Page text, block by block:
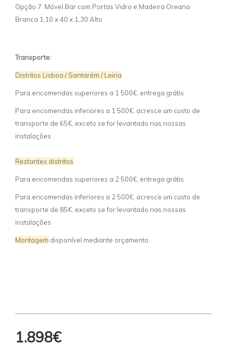
Opção 7 Móvel Bar com Portas Vidro e Madeira Oreana
Branca 1,10 x 40 x 1,30 Alto
Transporte:
Distritos Lisboa / Santarém / Leiria
Para encomendas superiores a 1 500€, entrega grátis
Para encomendas inferiores a 1 500€, acresce um custo de
transporte de 65€, exceto se for levantado nas nossas
instalações
Restantes distritos
Para encomendas superiores a 2 500€, entrega grátis
Para encomendas inferiores a 2 500€, acresce um custo de
transporte de 85€, exceto se for levantado nas nossas
instalações
Montagem disponível mediante orçamento.
1.898€